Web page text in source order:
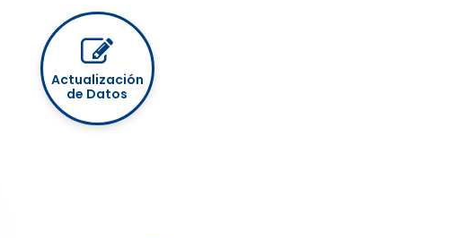
Actualización
de Datos